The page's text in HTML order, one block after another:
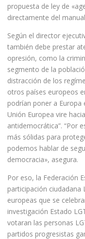
propuesta de ley de
directamente del
Según el director
también debe prestar
opresión, como la
segmento de la
distracción de los
otros países europeos
podrían poner a Europa
Unión Europea vire
antidemocrática”. “Por
más sólidas para
podemos hablar de
democracia», asegura.
Por eso, la Federación
participación ciudadana
europeas que se
investigación Estado
votaran las personas
partidos progresistas